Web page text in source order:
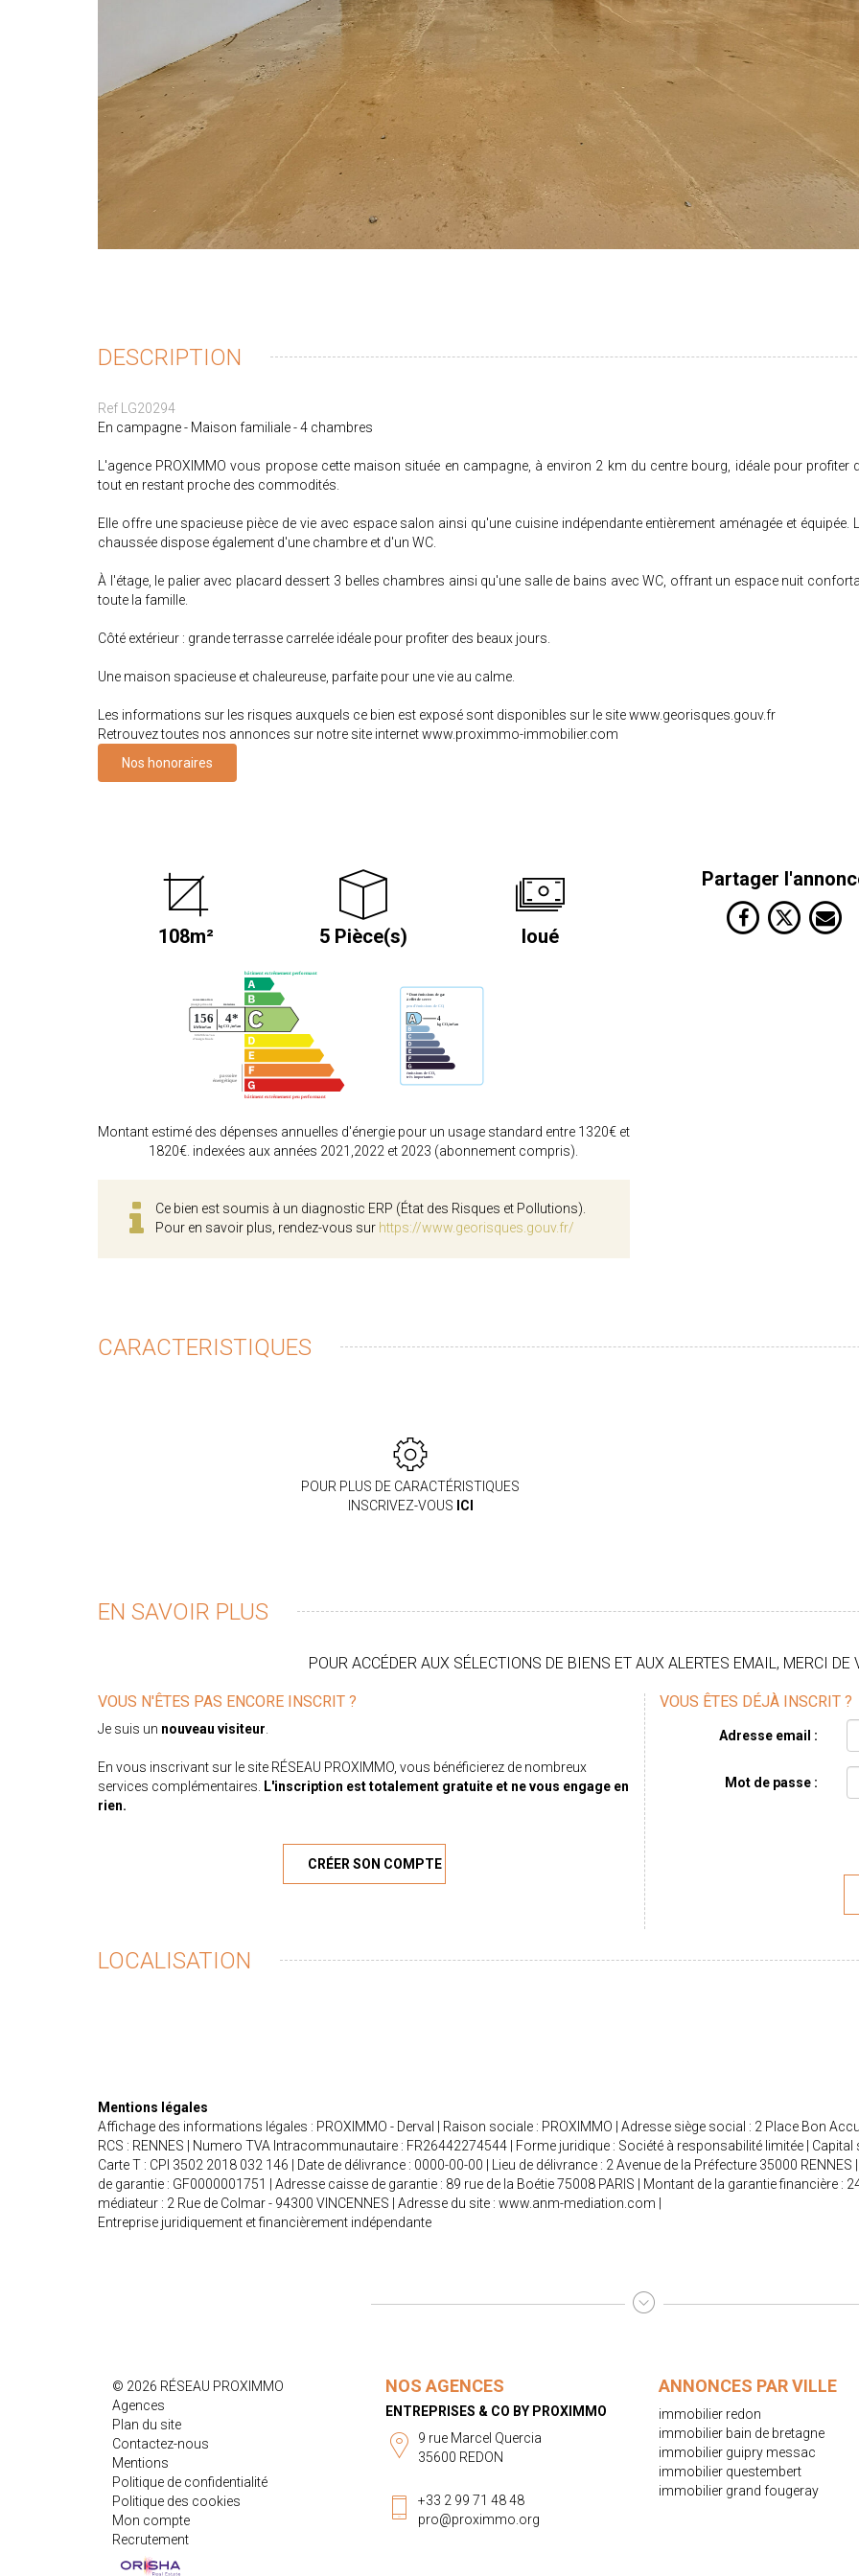
DESCRIPTION
Ref LG20294
En campagne - Maison familiale - 4 chambres
L'agence PROXIMMO vous propose cette maison située en campagne, à environ 2 km du centre bourg, idéale pour profiter
tout en restant proche des commodités.
Elle offre une spacieuse pièce de vie avec espace salon ainsi qu'une cuisine indépendante entièrement aménagée et équipée.
chaussée dispose également d'une chambre et d'un WC.
À l'étage, le palier avec placard dessert 3 belles chambres ainsi qu'une salle de bains avec WC, offrant un espace nuit
toute la famille.
Côté extérieur : grande terrasse carrelée idéale pour profiter des beaux jours.
Une maison spacieuse et chaleureuse, parfaite pour une vie au calme.
Les informations sur les risques auxquels ce bien est exposé sont disponibles sur le site www.georisques.gouv.fr
Retrouvez toutes nos annonces sur notre site internet www.proximmo-immobilier.com
Nos honoraires
108m² 5 Pièce(s) loué
Montant estimé des dépenses annuelles d'énergie pour un usage standard entre 1320€ et
1820€. indexées aux années 2021,2022 et 2023 (abonnement compris).
Ce bien est soumis à un diagnostic ERP (État des Risques et Pollutions).
Pour en savoir plus, rendez-vous sur https://www.georisques.gouv.fr/
Partager
CARACTERISTIQUES
POUR PLUS DE CARACTÉRISTIQUES
INSCRIVEZ-VOUS ICI
EN SAVOIR PLUS
POUR ACCÉDER AUX SÉLECTIONS DE BIENS ET AUX ALERTES EMAIL, MERCI DE
VOUS N'ÊTES PAS ENCORE INSCRIT ?
Je suis un nouveau visiteur.
En vous inscrivant sur le site RÉSEAU PROXIMMO, vous bénéficierez de nombreux
services complémentaires. L'inscription est totalement gratuite et ne vous engage en
rien.
CRÉER SON COMPTE
VOUS ÊTES DÉJÀ INSCRIT ?
Adresse email :
Mot de passe :
LOCALISATION
Mentions légales
Affichage des informations légales : PROXIMMO - Derval | Raison sociale : PROXIMMO | Adresse siège social : 2 Place Bon
RCS : RENNES | Numero TVA Intracommunautaire : FR26442274544 | Forme juridique : Société à responsabilité limitée | Capital
Carte T : CPI 3502 2018 032 146 | Date de délivrance : 0000-00-00 | Lieu de délivrance : 2 Avenue de la Préfecture 35000
de garantie : GF0000001751 | Adresse caisse de garantie : 89 rue de la Boétie 75008 PARIS | Montant de la garantie financière :
médiateur : 2 Rue de Colmar - 94300 VINCENNES | Adresse du site : www.anm-mediation.com
Entreprise juridiquement et financièrement indépendante
© 2026 RÉSEAU PROXIMMO
Agences
Plan du site
Contactez-nous
Mentions
Politique de confidentialité
Politique des cookies
Mon compte
Recrutement
NOS AGENCES
ENTREPRISES & CO BY PROXIMMO
9 rue Marcel Quercia
35600 REDON
+33 2 99 71 48 48
pro@proximmo.org
ANNONCES PAR VILLE
immobilier redon
immobilier bain de bretagne
immobilier guipry messac
immobilier questembert
immobilier grand fougeray